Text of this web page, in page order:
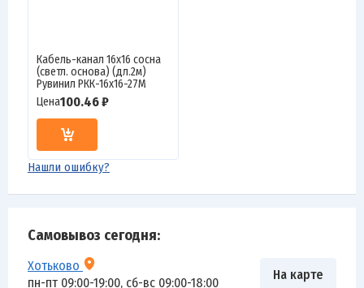
Самовывоз сегодня:
Хотьково
пн-пт 09:00-19:00, сб-вс 09:00-18:00
На карте
Кабель-канал 16х16 сосна
(светл. основа) (дл.2м)
Рувинил РКК-16х16-27М
Цена100.46 ₽
Нашли ошибку?